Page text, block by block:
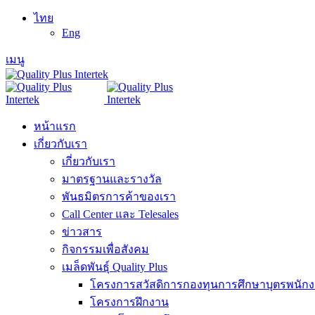
ไทย
Eng
เมนู
หน้าแรก
เกี่ยวกับเรา
เกี่ยวกับเรา
มาตรฐานและรางวัล
พันธมิตรการค้าของเรา
Call Center และ Telesales
ข่าวสาร
กิจกรรมเพื่อสังคม
เมล็ดพันธุ์ Quality Plus
โครงการสวัสดิการกองทุนการศึกษาบุตรพนัก
โครงการฝึกงาน